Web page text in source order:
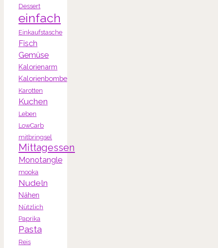
Dessert
einfach
Einkaufstasche
Fisch
Gemüse
Kalorienarm
Kalorienbombe
Karotten
Kuchen
Leben
LowCarb
mitbringsel
Mittagessen
Monotangle
mooka
Nudeln
Nähen
Nützlich
Paprika
Pasta
Reis